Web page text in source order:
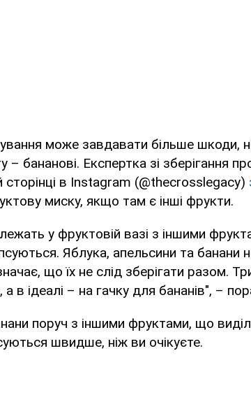
може завдавати більше шкоди,
бананові. Експертка зі зберігання
в Instagram (@thecrosslegacy)
миску, якщо там є інші фрукти.
у фруктовій вазі з іншими
Яблука, апельсини та банани
що їх не слід зберігати разом.
а в ідеалі – на гачку для бананів", –
поруч з іншими фруктами, що
швидше, ніж ви очікуєте.